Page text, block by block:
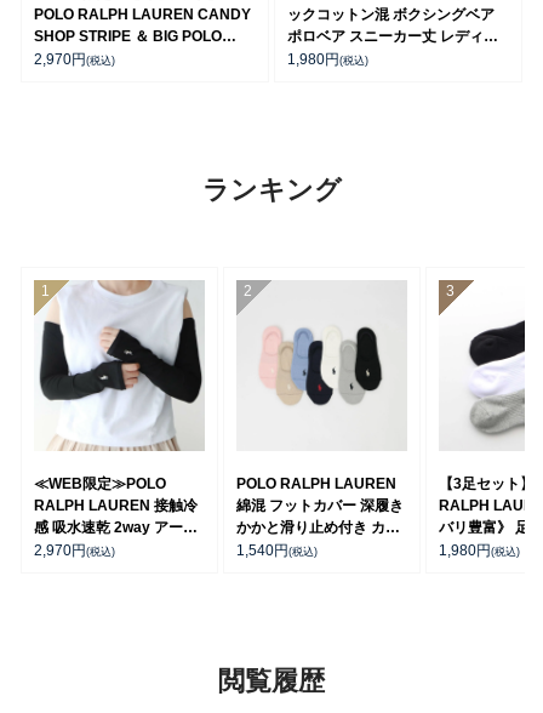
POLO RALPH LAUREN CANDY
SHOP STRIPE ＆ BIG POLO
PLAYER クルー丈 ソックス キッ
2,970円(税込)
ックコットン混 ボクシングベア
ポロベア スニーカー丈 レディー
ス ソックス 03207818
1,980円(税込)
ランキング
≪WEB限定≫POLO
RALPH LAUREN 接触冷
感 吸水速乾 2way アーム
カバー ＆ レッグウォーマ
2,970円 (税込)
POLO RALPH LAUREN
綿混 フットカバー 深履き
かかと滑り止め付き カバ
ーソックス レディース
1,540円(税込)
【3足セット】
RALPH
バリ豊富》 足
ーチサポート
1,980円(税込)
閲覧履歴